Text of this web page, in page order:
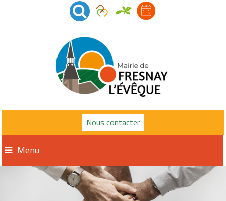
Nous contacter
Menu